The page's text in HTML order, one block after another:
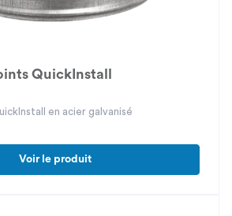
QuickInstall
en acier galvanisé
Voir le produit